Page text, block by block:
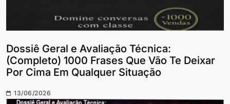
Dossiê Geral e Avaliação Técnica:
(Completo) 1000 Frases Que Vão Te Deixar
Por Cima Em Qualquer Situação
13/06/2026